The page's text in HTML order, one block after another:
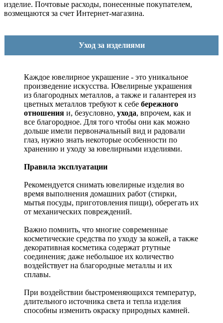
изделие. Почтовые расходы, понесенные покупателем,
возмещаются за счет Интернет-магазина.
Уход за изделиями
Каждое ювелирное украшение - это уникальное
произведение искусства. Ювелирные украшения
из благородных металлов, а также и галантерея из
цветных металлов требуют к себе бережного
отношения и, безусловно, ухода, впрочем, как и
все благородное. Для того чтобы они как можно
дольше имели первоначальный вид и радовали
глаз, нужно знать некоторые особенности по
хранению и уходу за ювелирными изделиями.
Правила эксплуатации
Рекомендуется снимать ювелирные изделия во
время выполнения домашних работ (стирки,
мытья посуды, приготовления пищи), оберегать их
от механических повреждений.
Важно помнить, что многие современные
косметические средства по уходу за кожей, а также
декоративная косметика содержат ртутные
соединения; даже небольшое их количество
воздействует на благородные металлы и их
сплавы.
При воздействии быстроменяющихся температур,
длительного источника света и тепла изделия
способны изменить окраску природных камней.